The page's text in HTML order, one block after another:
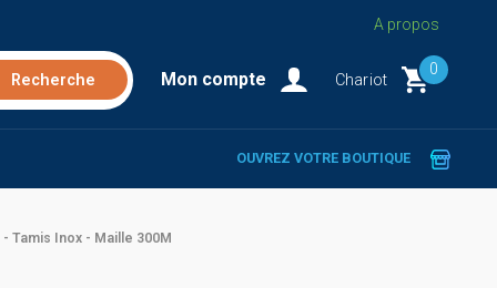
A propos
Mon compte Chariot
0
OUVREZ VOTRE BOUTIQUE
Tamis Inox - Maille 300Μ